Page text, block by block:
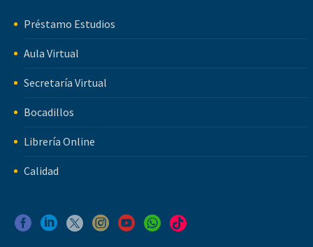
Préstamo Estudios
Aula Virtual
Secretaría Virtual
Bocadillos
Librería Online
Calidad